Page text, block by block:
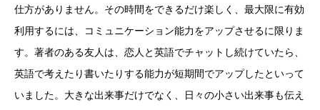
仕方がありません。その時間をできるだけ楽しく、最大限に有効
利用するには、コミュニケーション能力をアップさせるに限りま
す。著者のある友人は、恋人と英語でチャットし続けていたら、
英語で考えたり書いたりする能力が短期間でアップしたといって
いました。大きな出来事だけでなく、日々の小さい出来事も伝え